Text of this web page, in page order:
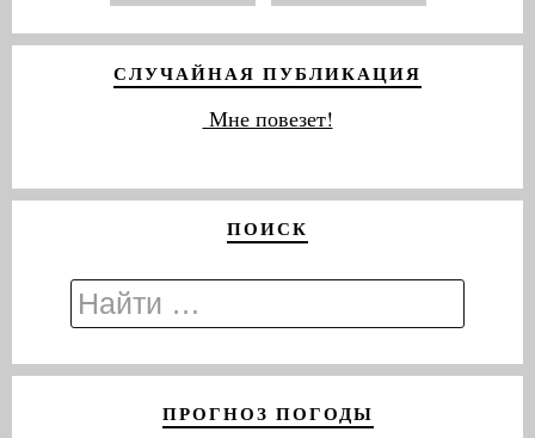
СЛУЧАЙНАЯ ПУБЛИКАЦИЯ
Мне повезет!
ПОИСК
ПРОГНОЗ ПОГОДЫ